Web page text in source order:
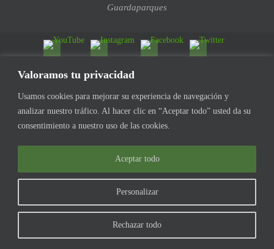
Valoramos tu privacidad
Usamos cookies para mejorar su experiencia de navegación y
analizar nuestro tráfico. Al hacer clic en “Aceptar todo” usted da su
consentimiento a nuestro uso de las cookies.
Personalizar
Rechazar todo
Aceptar todo
Guardaparques